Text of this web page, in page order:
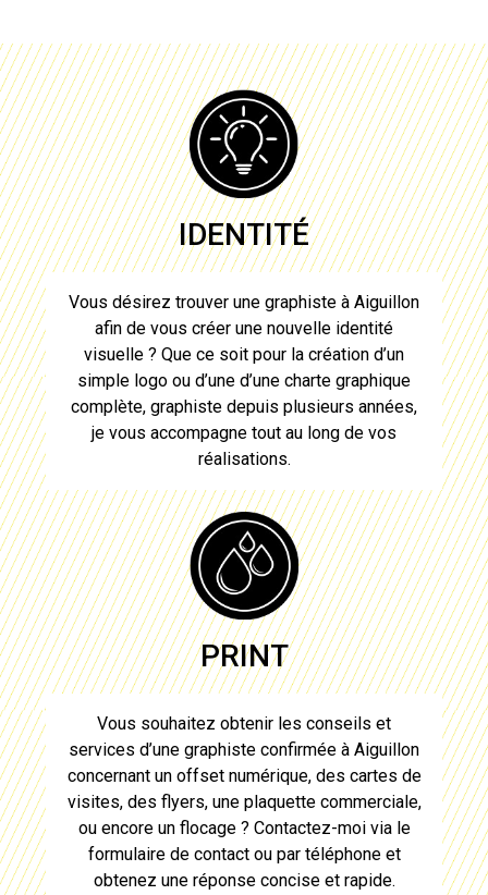
IDENTITÉ
Vous désirez trouver une graphiste à Aiguillon
afin de vous créer une nouvelle identité
visuelle ? Que ce soit pour la création d’un
simple logo ou d’une d’une charte graphique
complète, graphiste depuis plusieurs années,
je vous accompagne tout au long de vos
réalisations.
PRINT
Vous souhaitez obtenir les conseils et
services d’une graphiste confirmée à Aiguillon
concernant un offset numérique, des cartes de
visites, des flyers, une plaquette commerciale,
ou encore un flocage ? Contactez-moi via le
formulaire de contact ou par téléphone et
obtenez une réponse concise et rapide.